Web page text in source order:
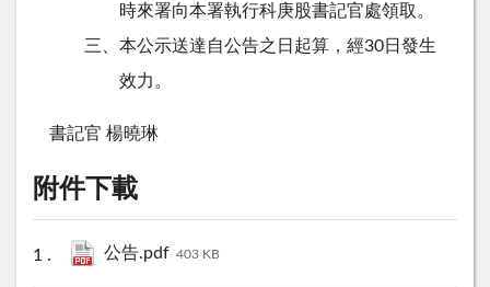
時來署向本署執行科庚股書記官處領取。
三、本公示送達自公告之日起算，經30日發生
效力。
書記官 楊曉琳
附件下載
公告.pdf 403 KB